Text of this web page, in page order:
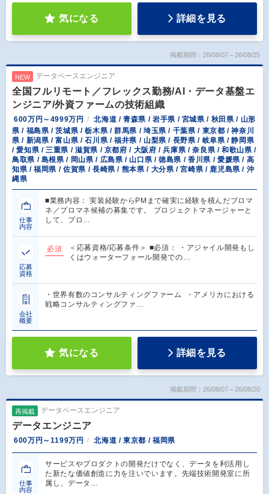
気になる 詳細を見る
掲載期間：26/08/07～26/08/25
NEW データベースエンジニア
全国フルリモート／フレックス勤務/AI・データ基盤エ
ンジニア/外資ファームの技術組織
600万円～4999万円
北海道 / 青森県 / 岩手県 / 宮城県 / 秋田県 / 山形
県 / 福島県 / 茨城県 / 栃木県 / 群馬県 / 埼玉県 / 千葉県 / 東京都 / 神奈川
県 / 新潟県 / 富山県 / 石川県 / 福井県 / 山梨県 / 長野県 / 岐阜県 / 静岡県
/ 愛知県 / 三重県 / 滋賀県 / 京都府 / 大阪府 / 兵庫県 / 奈良県 / 和歌山県 /
鳥取県 / 島根県 / 岡山県 / 広島県 / 山口県 / 徳島県 / 香川県 / 愛媛県 / 高
知県 / 福岡県 / 佐賀県 / 長崎県 / 熊本県 / 大分県 / 宮崎県 / 鹿児島県 / 沖
縄県
仕事
内容
■業務内容： 実装経験からPMまで確実に経験を積んだプロマ
ネ／プロマネ候補の募集です。 プロジェクトマネージャーと
して、プロ…
応募
資格
必須
＜応募資格/応募条件＞ ■必須： ・アジャイル開発もし
くはウォーターフォール開発での…
会社
概要
・世界有数のコンサルティングファーム ・アメリカにおける
戦略コンサルティングファ…
気になる 詳細を見る
掲載期間：26/08/07～26/08/20
再掲載 データベースエンジニア
データエンジニア
600万円～1199万円 北海道 / 東京都 / 福岡県
仕事
内容
サービスやプロダクトの開発だけでなく、データを利活用し
た新たな価値創造に力を注いでいます。先端技術開発室に所
属し、データ…